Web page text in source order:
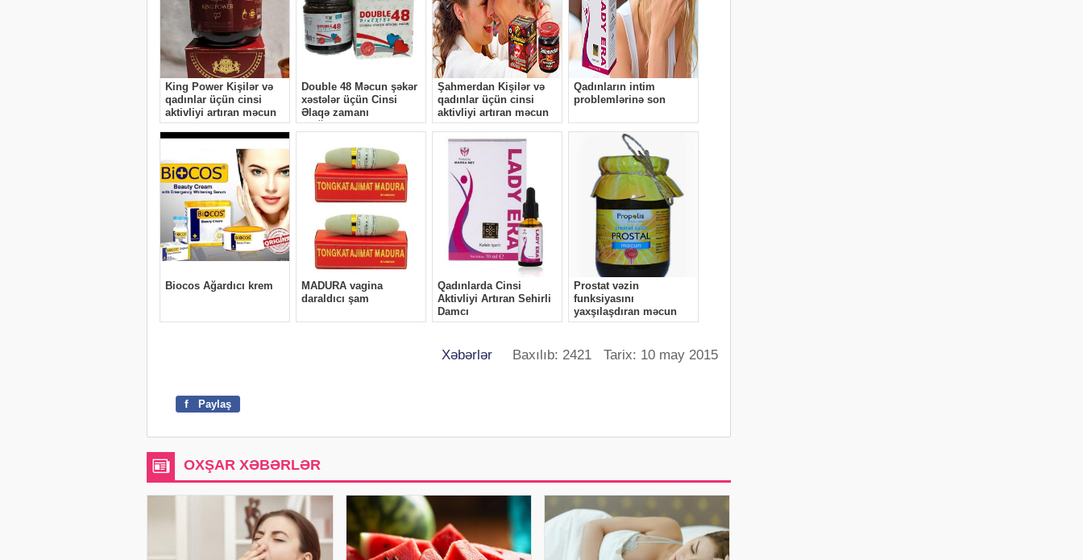
Xəbərlər Baxılıb: 2421 Tarix: 10 may 2015
f Paylaş
OXŞAR XƏBƏRLƏR